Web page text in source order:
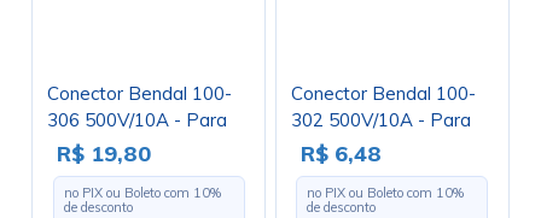
Conector Bendal 100-
306 500V/10A - Para
uso com Terminais
R$ 19,80
no PIX ou Boleto com 10%
de desconto
Conector Bendal 100-
302 500V/10A - Para
uso com Terminais
R$ 6,48
no PIX ou Boleto com 10%
de desconto